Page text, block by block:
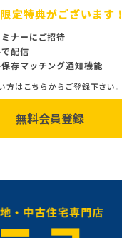
定特典がございます！
ナーにご招待
配信
存マッチング通知機能
はこちらからご登録下さい。
無料会員登録